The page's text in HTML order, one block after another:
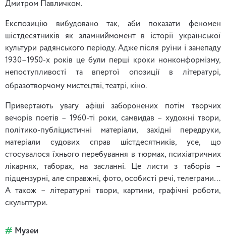
Дмитром Павличком.
Експозицію вибудовано так, аби показати феномен
шістдесятників як зламниймомент в історії української
культури радянського періоду. Адже після руїни і занепаду
1930–1950-х років це були перші кроки нонконформізму,
непоступливості та впертої опозиції в літературі,
образотворчому мистецтві, театрі, кіно.
Привертають увагу афіші заборонених потім творчих
вечорів поетів – 1960-ті роки, самвидав – художні твори,
політико-публіцистичні матеріали, західні передруки,
матеріали судових справ шістдесятників, усе, що
стосувалося їхнього перебування в тюрмах, психіатричних
лікарнях, таборах, на засланні. Це листи з таборів –
підцензурні, але справжні, фото, особисті речі, телеграми…
А також – літературні твори, картини, графічні роботи,
скульптури.
Музеи